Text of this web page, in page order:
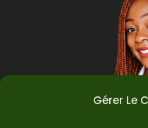
Gérer Le